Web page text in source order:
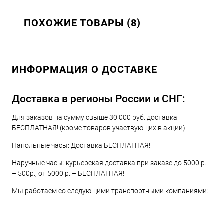
ПОХОЖИЕ ТОВАРЫ (8)
ИНФОРМАЦИЯ О ДОСТАВКЕ
Доставка в регионы России и СНГ:
Для заказов на сумму свыше 30 000 руб. доставка
БЕСПЛАТНАЯ! (кроме товаров участвующих в акции)
Напольные часы: Доставка БЕСПЛАТНАЯ!
Наручные часы: курьерская доставка при заказе до 5000 р.
– 500р., от 5000 р. – БЕСПЛАТНАЯ!
Мы работаем со следующими транспортными компаниями: